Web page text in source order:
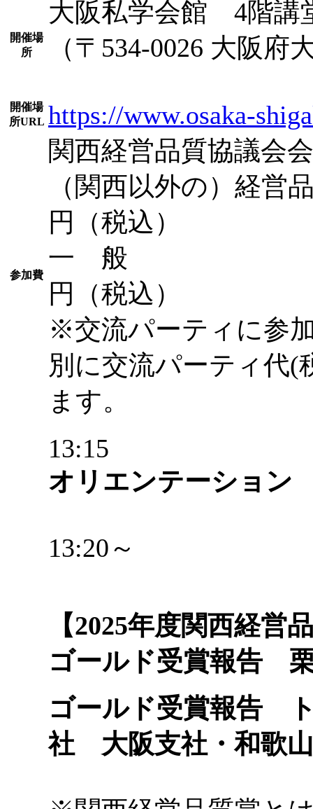
開催場
所
大阪私学会館 4階講
（〒534-0026 大阪
開催場
所URL https://www.osaka-
参加費
関西経営品質
（関西以外の）経
円（税込）
一 般
円（税込）
※交流パーティに参
別に交流パーティ代
ます。
13:15
オリエンテーション
13:20～
【2025年度関西経
ゴールド受賞報告
ゴールド受賞報告
社 大阪支社・和歌